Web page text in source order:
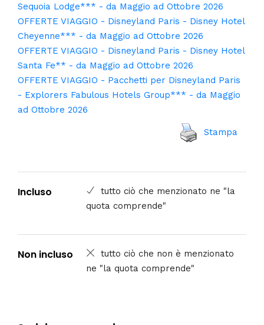
Sequoia Lodge*** - da Maggio ad Ottobre 2026
OFFERTE VIAGGIO - Disneyland Paris - Disney Hotel
Cheyenne*** - da Maggio ad Ottobre 2026
OFFERTE VIAGGIO - Disneyland Paris - Disney Hotel
Santa Fe** - da Maggio ad Ottobre 2026
OFFERTE VIAGGIO - Pacchetti per Disneyland Paris
- Explorers Fabulous Hotels Group*** - da Maggio
ad Ottobre 2026
Stampa
Incluso
tutto ciò che menzionato ne "la
quota comprende"
Non incluso
tutto ciò che non è menzionato
ne "la quota comprende"